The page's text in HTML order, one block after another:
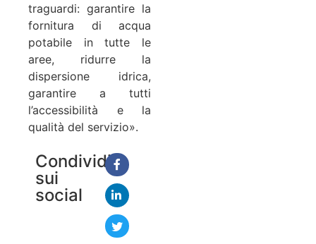
traguardi: garantire la
fornitura di acqua
potabile in tutte le
aree, ridurre la
dispersione idrica,
garantire a tutti
l’accessibilità e la
qualità del servizio».
Condividi
sui
social